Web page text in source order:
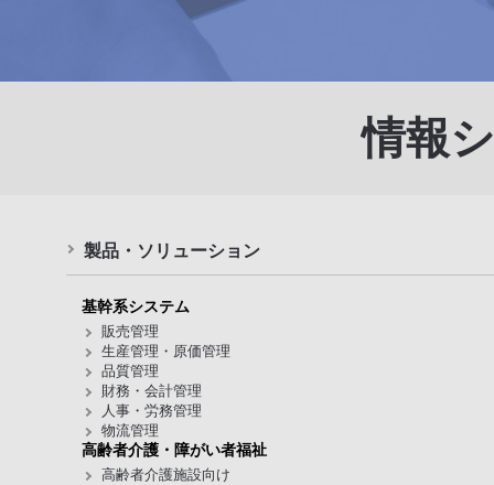
情報
製品・ソリューション
基幹系システム
販売管理
生産管理・原価管理
品質管理
財務・会計管理
人事・労務管理
物流管理
高齢者介護・障がい者福祉
高齢者介護施設向け